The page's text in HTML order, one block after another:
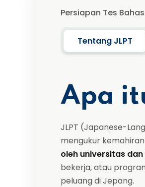
Persiapan Tes
Tentang JLPT
Apa
JLPT (Japanese-
mengukur
oleh universitas
bekerja, atau
peluang di Jepang.